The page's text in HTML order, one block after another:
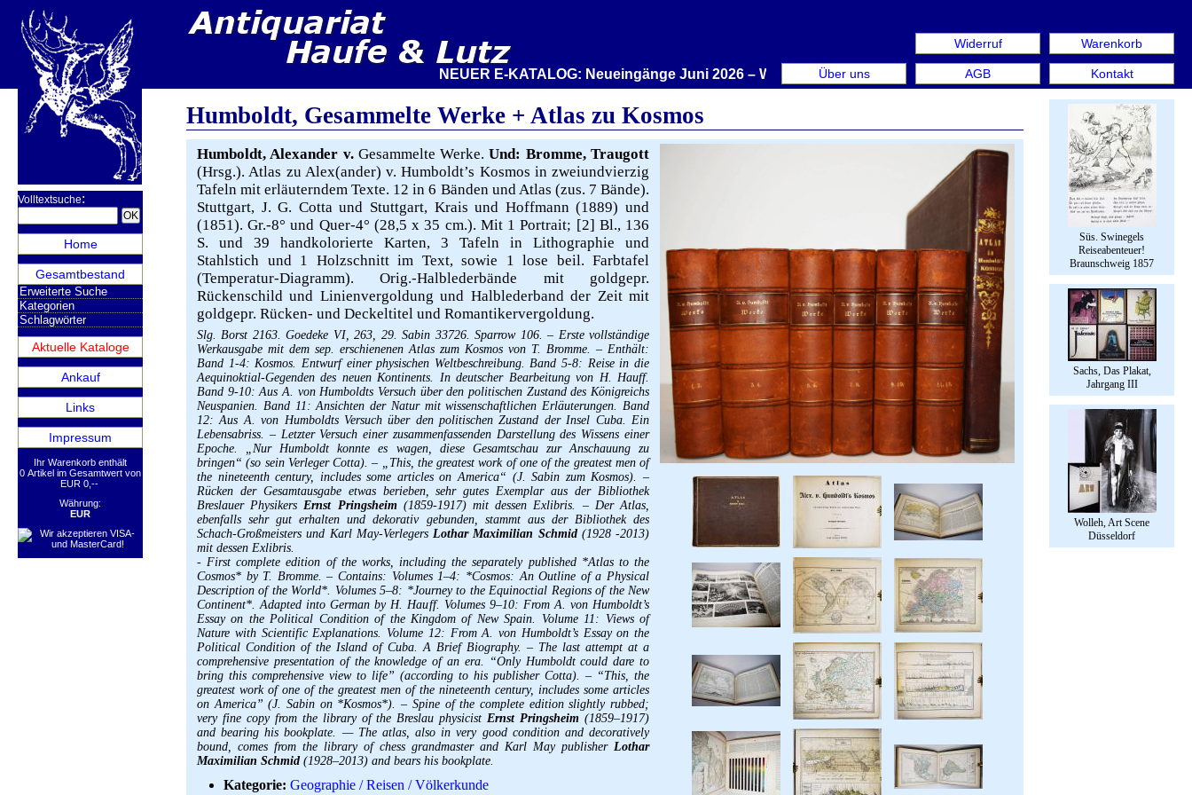
Warenkorb
Kontakt
Widerruf
AGB
Über uns
NEUER E-KATALOG: Neueingänge Juni 2026 – Wir stellen aus: Rare Book Week Berlin. Internationale Messe
Volltextsuche:
Home
Gesamtbestand
Erweiterte Suche
Kategorien
Schlagwörter
Aktuelle Kataloge
Ankauf
Links
Impressum
Ihr Warenkorb enthält
0 Artikel im Gesamtwert von
EUR 0,--
Währung:
EUR
Süs. Swinegels
Reiseabenteuer!
Braunschweig 1857
Sachs, Das Plakat,
Jahrgang III
Wolleh, Art Scene
Düsseldorf
Humboldt, Gesammelte Werke + Atlas zu Kosmos
Humboldt, Alexander v.Gesammelte Werke.Und: Bromme, Traugott
(Hrsg.). Atlas zu Alex(ander) v. Humboldt’s Kosmos in zweiundvierzig
Tafeln mit erläuterndem Texte. 12 in 6 Bänden und Atlas (zus. 7 Bände).
Stuttgart, J. G. Cotta und Stuttgart, Krais und Hoffmann (1889) und
(1851). Gr.-8° und Quer-4° (28,5 x 35 cm.). Mit 1 Portrait; [2] Bl., 136
S. und 39 handkolorierte Karten, 3 Tafeln in Lithographie und
Stahlstich und 1 Holzschnitt im Text, sowie 1 lose beil. Farbtafel
(Temperatur-Diagramm). Orig.-Halblederbände mit goldgepr.
Rückenschild und Linienvergoldung und Halblederband der Zeit mit
goldgepr. Rücken- und Deckeltitel und Romantikervergoldung.
Slg. Borst 2163. Goedeke VI, 263, 29. Sabin 33726. Sparrow 106. – Erste vollständige
Werkausgabe mit dem sep. erschienenen Atlas zum Kosmos von T. Bromme. – Enthält:
Band 1-4: Kosmos. Entwurf einer physischen Weltbeschreibung. Band 5-8: Reise in die
Aequinoktial-Gegenden des neuen Kontinents. In deutscher Bearbeitung von H. Hauff.
Band 9-10: Aus A. von Humboldts Versuch über den politischen Zustand des Königreichs
Neuspanien. Band 11: Ansichten der Natur mit wissenschaftlichen Erläuterungen. Band
12: Aus A. von Humboldts Versuch über den politischen Zustand der Insel Cuba. Ein
Lebensabriss. – Letzter Versuch einer zusammenfassenden Darstellung des Wissens einer
Epoche. „Nur Humboldt konnte es wagen, diese Gesamtschau zur Anschauung zu
bringen“ (so sein Verleger Cotta). – „This, the greatest work of one of the greatest men of
the nineteenth century, includes some articles on America“ (J. Sabin zum Kosmos). –
Rücken der Gesamtausgabe etwas berieben, sehr gutes Exemplar aus der Bibliothek
Breslauer PhysikersErnst Pringsheim(1859-1917) mit dessen Exlibris. – Der Atlas,
ebenfalls sehr gut erhalten und dekorativ gebunden, stammt aus der Bibliothek des
Schach-Großmeisters und Karl May-Verlegers Lothar Maximilian Schmid(1928 -2013)
mit dessen Exlibris.
- First complete edition of the works, including the separately published *Atlas to the
Cosmos* by T. Bromme. – Contains: Volumes 1–4: *Cosmos: An Outline of a Physical
Description of the World*. Volumes 5–8: *Journey to the Equinoctial Regions of the New
Continent*. Adapted into German by H. Hauff. Volumes 9–10: From A. von Humboldt’s
Essay on the Political Condition of the Kingdom of New Spain. Volume 11: Views of
Nature with Scientific Explanations. Volume 12: From A. von Humboldt’s Essay on the
Political Condition of the Island of Cuba. A Brief Biography. – The last attempt at a
comprehensive presentation of the knowledge of an era. “Only Humboldt could dare to
bring this comprehensive view to life” (according to his publisher Cotta). – “This, the
greatest work of one of the greatest men of the nineteenth century, includes some articles
on America” (J. Sabin on *Kosmos*). – Spine of the complete edition slightly rubbed;
very fine copy from the library of the Breslau physicistErnst Pringsheim (1859–1917)
and bearing his bookplate. — The atlas, also in very good condition and decoratively
bound, comes from the library of chess grandmaster and Karl May publisher Lothar
Maximilian Schmid (1928–2013) and bears his bookplate.
Kategorie: Geographie / Reisen / Völkerkunde